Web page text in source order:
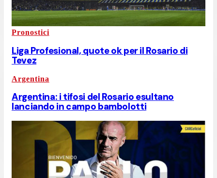
Pronostici
Liga Profesional, quote ok per il Rosario di
Tevez
Argentina
Argentina: i tifosi del Rosario esultano
lanciando in campo bambolotti